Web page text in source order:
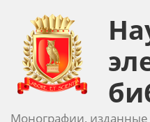
Монографии, изданные